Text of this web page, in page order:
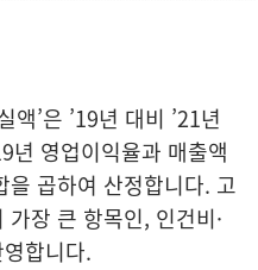
액’은 ’19년 대비 ’21년
년 영업이익율과 매출액
을 곱하여 산정합니다. 고
장 큰 항목인, 인건비·
합니다.